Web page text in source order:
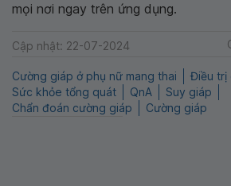
mọi nơi ngay trên ứng dụng.
Cập nhật: 22-07-2024
Cường giáp ở phụ nữ mang thai
Điều trị
Sức khỏe tổng quát
QnA
Suy giáp
Chẩn đoán cường giáp
Cường giáp